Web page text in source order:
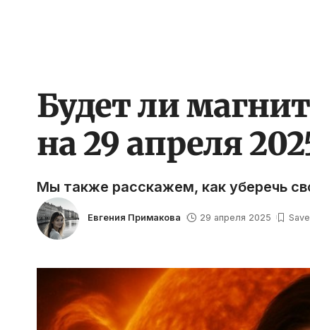
Будет ли
на 29 апреля
Мы также расскажем, как уберечь
Евгения Примакова 29 апреля 2025